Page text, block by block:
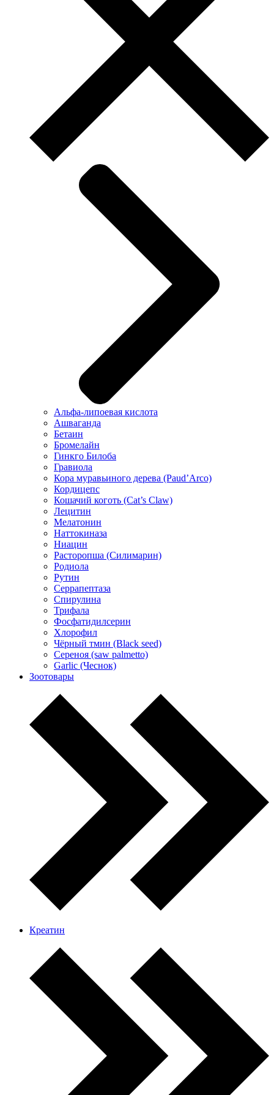
Альфа-липоевая кислота
Ашваганда
Бетаин
Бромелайн
Гинкго Билоба
Гравиола
Кора муравьиного дерева (Paud’Arco)
Кордицепс
Кошачий коготь (Cat’s Claw)
Лецитин
Мелатонин
Наттокиназа
Ниацин
Расторопша (Силимарин)
Родиола
Рутин
Серрапептаза
Спирулина
Трифала
Фосфатидилсерин
Хлорофил
Чёрный тмин (Black seed)
Сереноя (saw palmetto)
Garlic (Чеснок)
Зоотовары
Креатин